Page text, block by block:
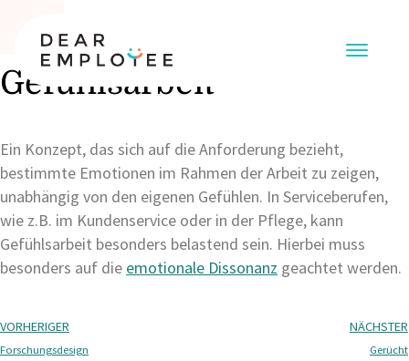
Gefühlsarbeit
Ein Konzept, das sich auf die Anforderung bezieht,
bestimmte Emotionen im Rahmen der Arbeit zu zeigen,
unabhängig von den eigenen Gefühlen. In Serviceberufen,
wie z.B. im Kundenservice oder in der Pflege, kann
Gefühlsarbeit besonders belastend sein. Hierbei muss
besonders auf die emotionale Dissonanz geachtet werden.
VORHERIGER
Forschungsdesign
NÄCHSTER
Gerücht